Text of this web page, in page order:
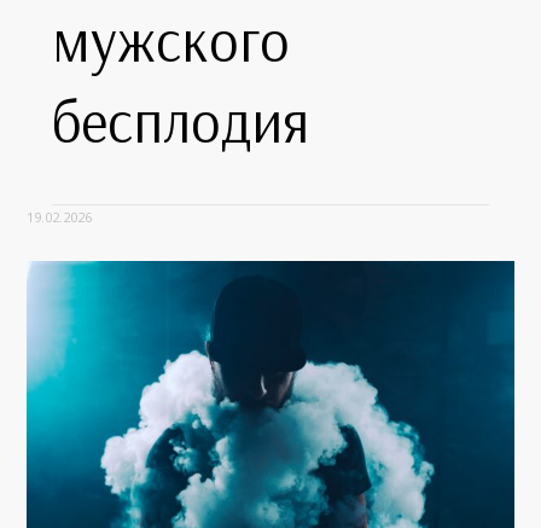
мужского
бесплодия
19.02.2026